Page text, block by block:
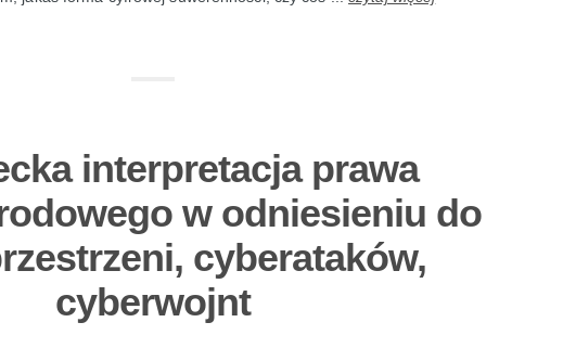
interpretacja prawa
w odniesieniu do
cyberataków,
cyberwojnt